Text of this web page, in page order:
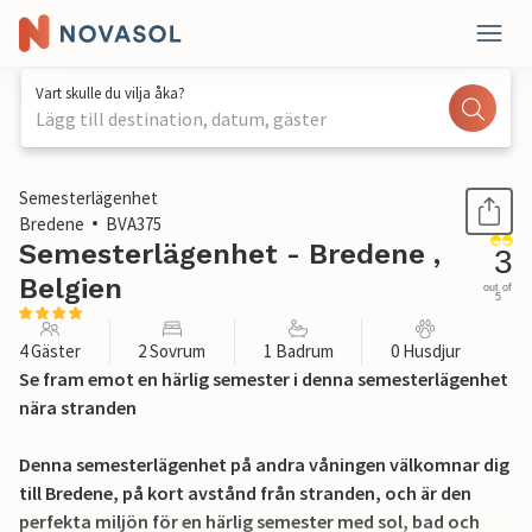
Vart skulle du vilja åka?
Lägg till destination, datum, gäster
1 / 19
Semesterlägenhet
Bredene
BVA375
Semesterlägenhet - Bredene ,
Belgien
3
out of
5
4 Gäster 2 Sovrum 1 Badrum 0 Husdjur
Se fram emot en härlig semester i denna semesterlägenhet
nära stranden
Denna semesterlägenhet på andra våningen välkomnar dig
till Bredene, på kort avstånd från stranden, och är den
perfekta miljön för en härlig semester med sol, bad och